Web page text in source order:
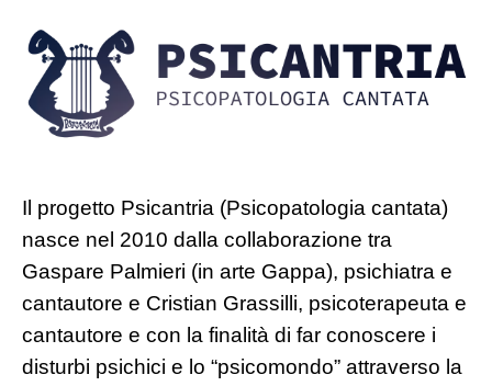
Il progetto Psicantria (Psicopatologia cantata)
nasce nel 2010 dalla collaborazione tra
Gaspare Palmieri (in arte Gappa), psichiatra e
cantautore e Cristian Grassilli, psicoterapeuta e
cantautore e con la finalità di far conoscere i
disturbi psichici e lo “psicomondo” attraverso la